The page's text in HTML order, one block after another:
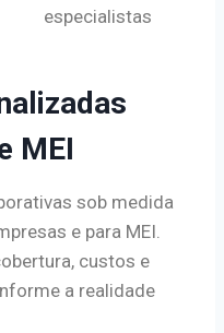
especialistas
MEI
sob medida
e para MEI.
custos e
a realidade